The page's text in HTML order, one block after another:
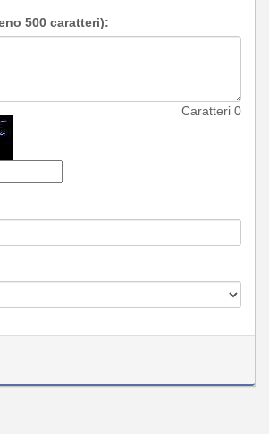
500 caratteri):
Caratteri 0